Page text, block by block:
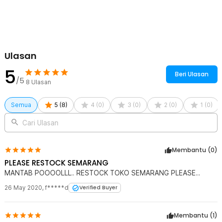
Ulasan
5/5 8 Ulasan
Beri Ulasan
Semua 5 (8) 4 (0) 3 (0) 2 (0) 1 (0)
Cari Ulasan
Membantu (0)
PLEASE RESTOCK SEMARANG
MANTAB POOOOLLL.. RESTOCK TOKO SEMARANG PLEASE...
26 May 2020, f*****d Verified Buyer
Membantu (1)